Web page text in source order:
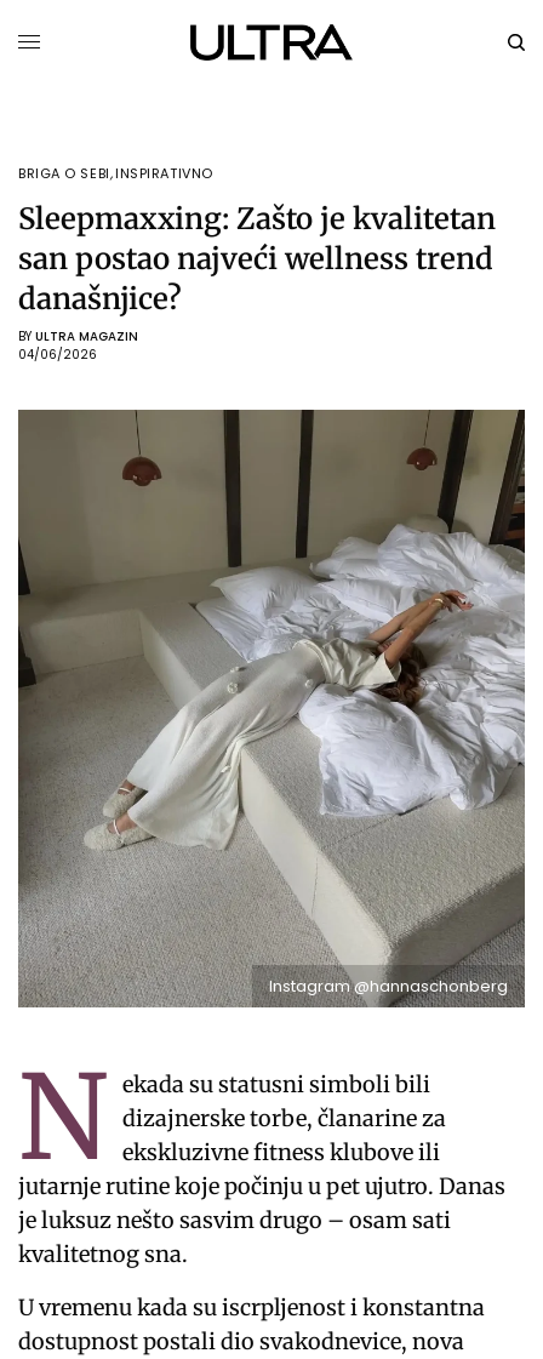
BRIGA O SEBI,INSPIRATIVNO
Sleepmaxxing: Zašto je kvalitetan
san postao najveći wellness trend
današnjice?
BY ULTRA MAGAZIN
04/06/2026
Instagram @hannaschonberg
N ekada su statusni simboli bili
dizajnerske torbe, članarine za
ekskluzivne fitness klubove ili
jutarnje rutine koje počinju u pet ujutro. Danas
je luksuz nešto sasvim drugo – osam sati
kvalitetnog sna.
U vremenu kada su iscrpljenost i konstantna
dostupnost postali dio svakodnevice, nova